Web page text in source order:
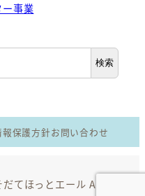
事業
検索
保護方針お問い合わせ
てほっとエール All